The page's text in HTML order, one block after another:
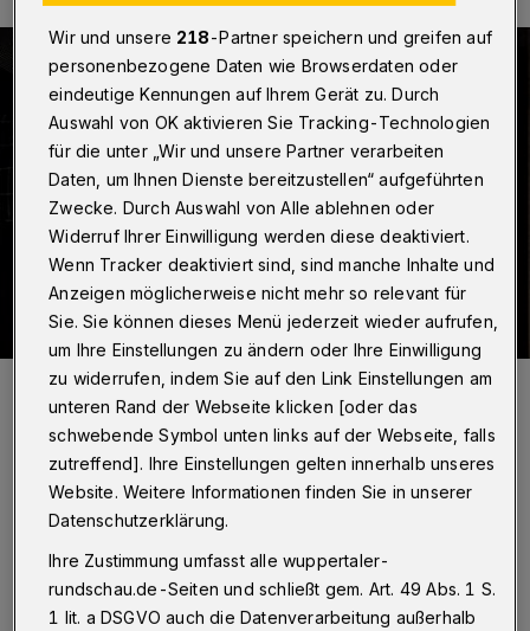
Das vierköpfige Ensemble des Taltontheaters präsentiert bei „Wer
hat Angst vor Virginia Woolf“ eine großartige schauspielerische
Leistung.
Foto: Joachim Schmitz
Von Jeanette Wölling
Wir und unsere 218-Partner speichern und greifen auf
personenbezogene Daten wie Browserdaten oder
eindeutige Kennungen auf Ihrem Gerät zu. Durch
Auswahl von OK aktivieren Sie Tracking-Technologien
für die unter „Wir und unsere Partner verarbeiten
Daten, um Ihnen Dienste bereitzustellen“ aufgeführten
Zwecke. Durch Auswahl von Alle ablehnen oder
Widerruf Ihrer Einwilligung werden diese deaktiviert.
Wenn Tracker deaktiviert sind, sind manche Inhalte und
Anzeigen möglicherweise nicht mehr so relevant für
Sie. Sie können dieses Menü jederzeit wieder aufrufen,
um Ihre Einstellungen zu ändern oder Ihre Einwilligung
zu widerrufen, indem Sie auf den Link Einstellungen am
unteren Rand der Webseite klicken [oder das
schwebende Symbol unten links auf der Webseite, falls
zutreffend]. Ihre Einstellungen gelten innerhalb unseres
Website. Weitere Informationen finden Sie in unserer
Datenschutzerklärung.
Ihre Zustimmung umfasst alle wuppertaler-
rundschau.de-Seiten und schließt gem. Art. 49 Abs. 1 S.
1 lit. a DSGVO auch die Datenverarbeitung außerhalb